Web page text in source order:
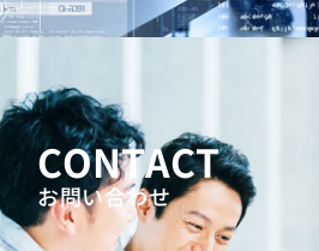
CONTACT
お問い合わせ